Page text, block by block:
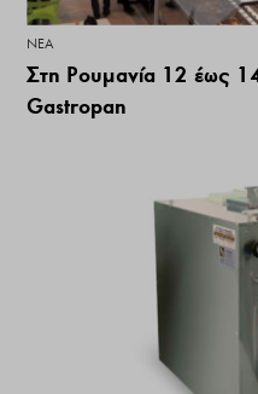
ΝΕΑ
Στη Ρουμανία 12 έως
Gastropan